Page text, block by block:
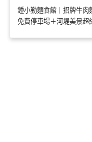
鍾小勤麵食館｜招牌牛肉
免費停車場＋河堤美景超